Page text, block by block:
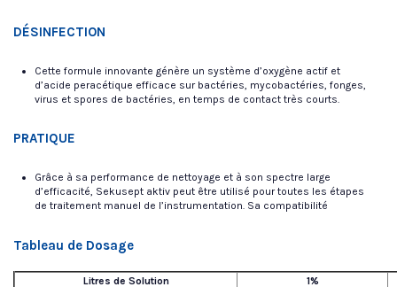
DÉSINFECTION
Cette formule innovante génère un système d’oxygène actif et
d’acide peracétique efficace sur bactéries, mycobactéries, fonges,
virus et spores de bactéries, en temps de contact très courts.
PRATIQUE
Grâce à sa performance de nettoyage et à son spectre large
d’efficacité, Sekusept aktiv peut être utilisé pour toutes les étapes
de traitement manuel de l’instrumentation. Sa compatibilité
Tableau de Dosage
Litres de Solution 1%